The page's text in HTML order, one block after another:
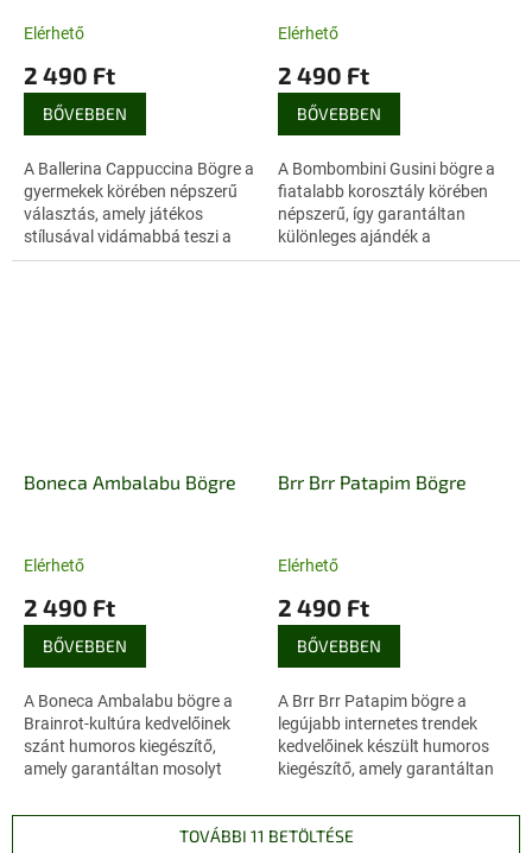
Elérhető
2 490 Ft
BŐVEBBEN
A Ballerina Cappuccina Bögre a
gyermekek körében népszerű
választás, amely játékos
stílusával vidámabbá teszi a
mindennapi italfogyasztást. Ez
Elérhető
2 490 Ft
BŐVEBBEN
A Bombombini Gusini bögre a
fiatalabb korosztály körében
népszerű, így garantáltan
különleges ajándék a
rajongóknak. A tartós
Boneca Ambalabu Bögre
Elérhető
2 490 Ft
BŐVEBBEN
A Boneca Ambalabu bögre a
Brainrot-kultúra kedvelőinek
szánt humoros kiegészítő,
amely garantáltan mosolyt
arcára. Ez a különleges
Brr Brr Patapim Bögre
Elérhető
2 490 Ft
BŐVEBBEN
A Brr Brr Patapim bögre a
legújabb internetes trendek
kedvelőinek készült humoros
kiegészítő, amely garantáltan
a különleges darab a Brainrot...
TOVÁBBI 11 BETÖLTÉSE